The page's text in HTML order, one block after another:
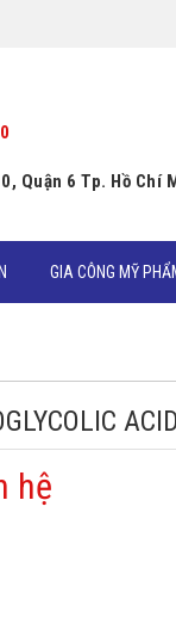
Quận 6 Tp. Hồ Chí
GIA CÔNG MỸ
ACID
hệ